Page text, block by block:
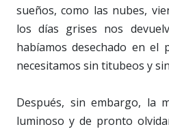
sueños, como las nubes,
los días grises nos
habíamos desechado en el
necesitamos sin titubeos y
Después, sin embargo, la
luminoso y de pronto